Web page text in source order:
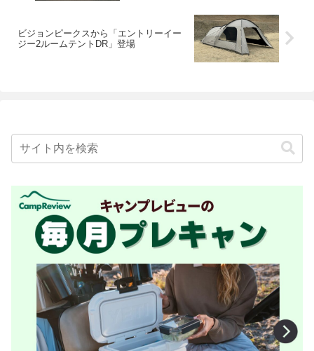
ビジョンピークスから「エントリーイー
ジー2ルームテントDR」登場